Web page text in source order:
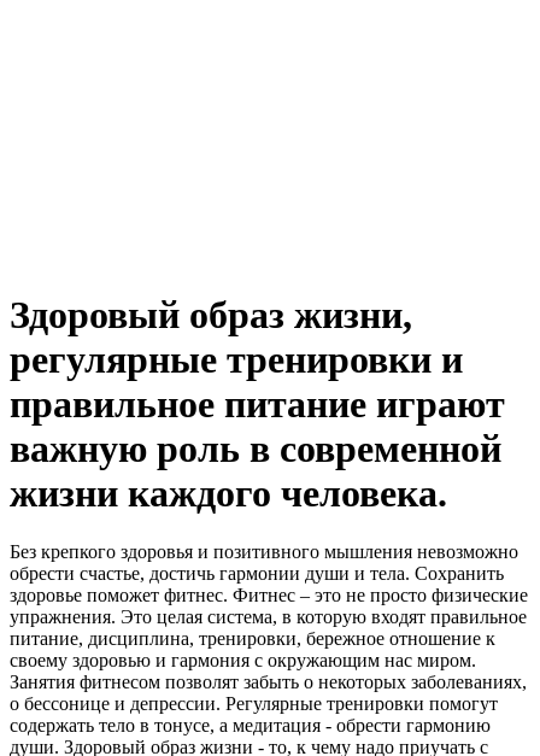
Здоровый образ жизни,
регулярные тренировки и
правильное питание играют
важную роль в современной
жизни каждого человека.
Без крепкого здоровья и позитивного мышления невозможно
обрести счастье, достичь гармонии души и тела. Сохранить
здоровье поможет фитнес. Фитнес – это не просто физические
упражнения. Это целая система, в которую входят правильное
питание, дисциплина, тренировки, бережное отношение к
своему здоровью и гармония с окружающим нас миром.
Занятия фитнесом позволят забыть о некоторых заболеваниях,
о бессонице и депрессии. Регулярные тренировки помогут
содержать тело в тонусе, а медитация - обрести гармонию
души. Здоровый образ жизни - то, к чему надо приучать с